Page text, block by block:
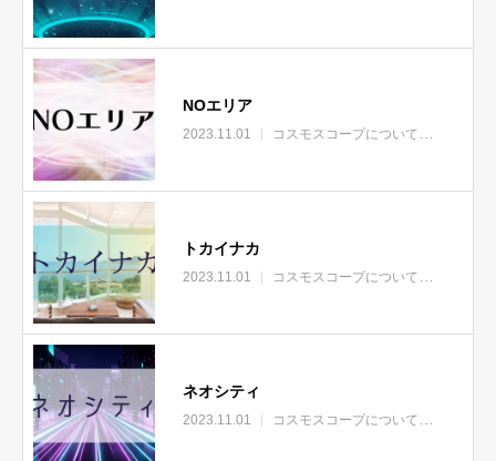
NOエリア
2023.11.01 コスモスコープについて エリア
トカイナカ
2023.11.01 コスモスコープについて エリア
ネオシティ
2023.11.01 コスモスコープについて エリア